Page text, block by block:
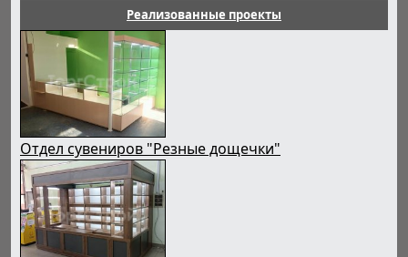
Реализованные проекты
Отдел сувениров "Резные дощечки"